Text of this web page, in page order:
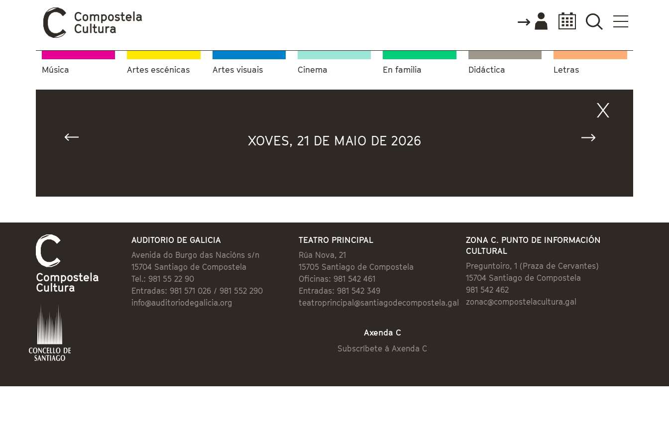
Música Artes escénicas Artes visuais Cinema En familia Didáctica Letras
XOVES, 21 DE MAIO DE 2026
AUDITORIO DE GALICIA
Avenida do Burgo das Nacións s/n
15704 Santiago de Compostela
Tel.: 981 55 22 90
Entradas: 981 571 026 / 981 552 290
info@auditoriodegalicia.org
TEATRO PRINCIPAL
Rúa Nova, 21
15705 Santiago de Compostela
Oficinas: 981 542 461
Entradas: 981 542 349
teatroprincipal@santiagodecompostela.gal
ZONA C. PUNTO DE INFORMACIÓN
CULTURAL
Preguntoiro, 1 (Praza de Cervantes)
15704 Santiago de Compostela
981 542 462
zonac@compostelacultura.gal
Axenda C
Subscríbete á Axenda C